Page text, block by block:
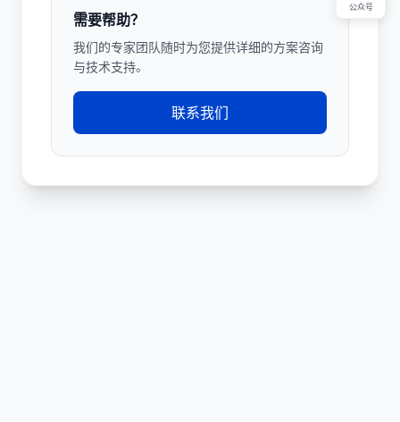
需要帮助？
我们的专家团队随时为您提供详细的方案咨询
与技术支持。
联系我们
公众号